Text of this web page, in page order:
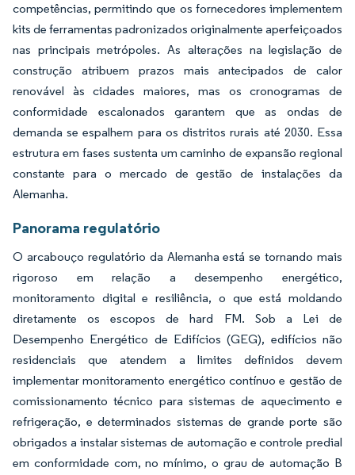
competências, permitindo que os fornecedores implementem
kits de ferramentas padronizados originalmente aperfeiçoados
nas principais metrópoles. As alterações na legislação de
construção atribuem prazos mais antecipados de calor
renovável às cidades maiores, mas os cronogramas de
conformidade escalonados garantem que as ondas de
demanda se espalhem para os distritos rurais até 2030. Essa
estrutura em fases sustenta um caminho de expansão regional
constante para o mercado de gestão de instalações da
Alemanha.
Panorama regulatório
O arcabouço regulatório da Alemanha está se tornando mais
rigoroso em relação a desempenho energético,
monitoramento digital e resiliência, o que está moldando
diretamente os escopos de hard FM. Sob a Lei de
Desempenho Energético de Edifícios (GEG), edifícios não
residenciais que atendem a limites definidos devem
implementar monitoramento energético contínuo e gestão de
comissionamento técnico para sistemas de aquecimento e
refrigeração, e determinados sistemas de grande porte são
obrigados a instalar sistemas de automação e controle predial
em conformidade com, no mínimo, o grau de automação B